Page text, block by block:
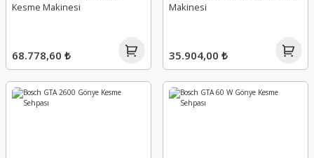
Kesme Makinesi
68.778,60 ₺
Makinesi
35.904,00 ₺